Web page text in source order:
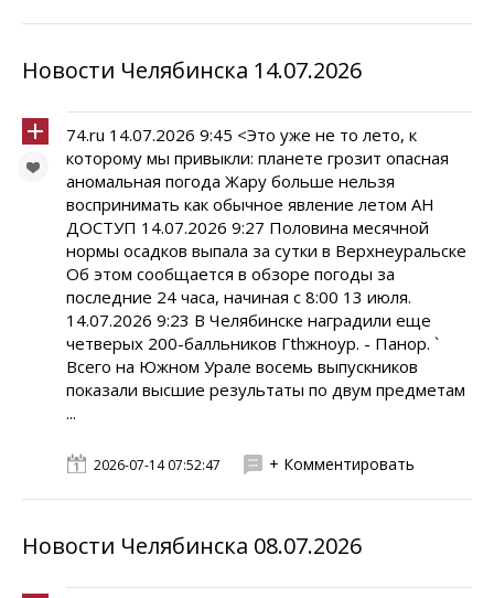
Новости Челябинска 14.07.2026
74.ru 14.07.2026 9:45 <Это уже не то лето, к
которому мы привыкли: планете грозит опасная
аномальная погода Жару больше нельзя
воспринимать как обычное явление летом АН
ДОСТУП 14.07.2026 9:27 Половина месячной
нормы осадков выпала за сутки в Верхнеуральске
Об этом сообщается в обзоре погоды за
последние 24 часа, начиная с 8:00 13 июля.
14.07.2026 9:23 В Челябинске наградили еще
четверых 200-балльников Гthжноур. - Панор. `
Всего на Южном Урале восемь выпускников
показали высшие результаты по двум предметам
...
2026-07-14 07:52:47 + Комментировать
Новости Челябинска 08.07.2026